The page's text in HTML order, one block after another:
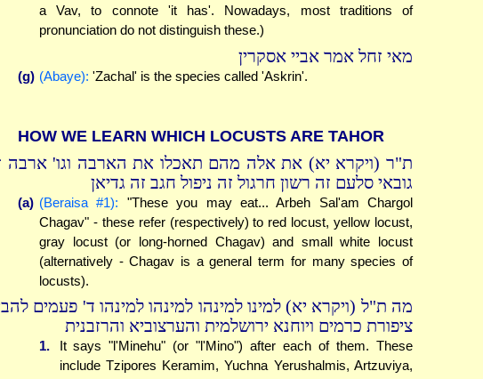
a Vav, to connote 'it has'. Nowadays, most traditions of
pronunciation do not distinguish these.)
מאי זחל אמר אביי אסקרין
(g) (Abaye): 'Zachal' is the species called 'Askrin'.
HOW WE LEARN WHICH LOCUSTS ARE TAHOR
ת"ר (ויקרא יא) את אלה מהם תאכלו את הארבה וגו' ארבה
גובאי סלעם זה רשון חרגול זה ניפול חגב זה גדיאן
(a) (Beraisa #1): "These you may eat... Arbeh Sal'am Chargol
Chagav" - these refer (respectively) to red locust, yellow locust,
gray locust (or long-horned Chagav) and small white locust
(alternatively - Chagav is a general term for many species of
locusts).
מה ת"ל (ויקרא יא) למינו למינהו למינהו למינהו ד' פעמים
ציפורת כרמים ויוחנא ירושלמית והערצוביא והרזבנית
1.
It says "l'Minehu" (or "l'Mino") after each of them. These
include Tzipores Keramim, Yuchna Yerushalmis, Artzuviya,